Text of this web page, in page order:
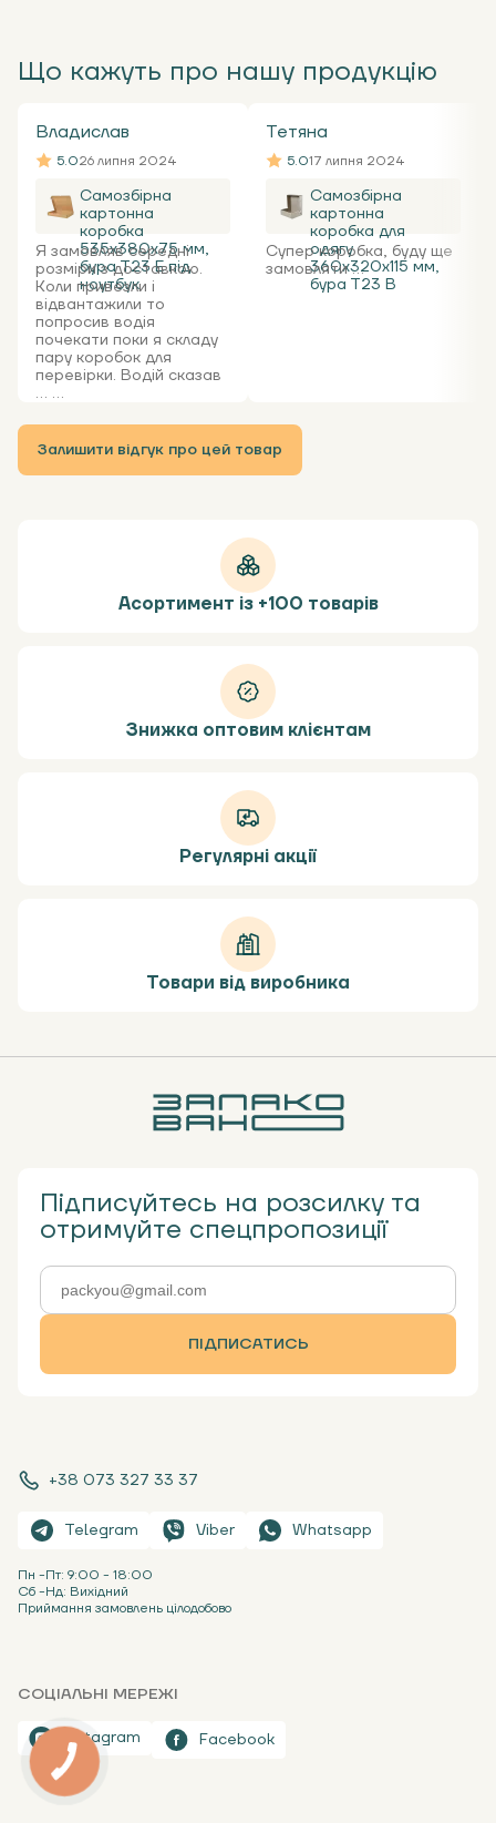
Що кажуть про нашу продукцію
Владислав
5.026 липня 2024
Самозбірна
картонна
коробка
535x380x75 мм,
бура Т23 Е під
ноутбук
Я замовляв середні
розміри з доставкою.
Коли привезли і
відвантажили то
попросив водія
почекати поки я складу
пару коробок для
перевірки. Водій сказав
... ...
Тетяна
5.017 липня 2024
Самозбірна
картонна
коробка для
одягу
360х320х115 мм,
бура Т23 В
Супер коробка, буду ще
замовляти ...
Залишити відгук про цей товар
Асортимент із +100 товарів
Знижка оптовим клієнтам
Регулярні акції
Товари від виробника
+38 073 327 33 37
Telegram Viber Whatsapp
Пн -Пт: 9:00 - 18:00
Сб -Нд: Вихідний
Приймання замовлень цілодобово
СОЦІАЛЬНІ МЕРЕЖІ
Instagram Facebook
Підписуйтесь на розсилку та
отримуйте спецпропозиції
ПІДПИСАТИСЬ